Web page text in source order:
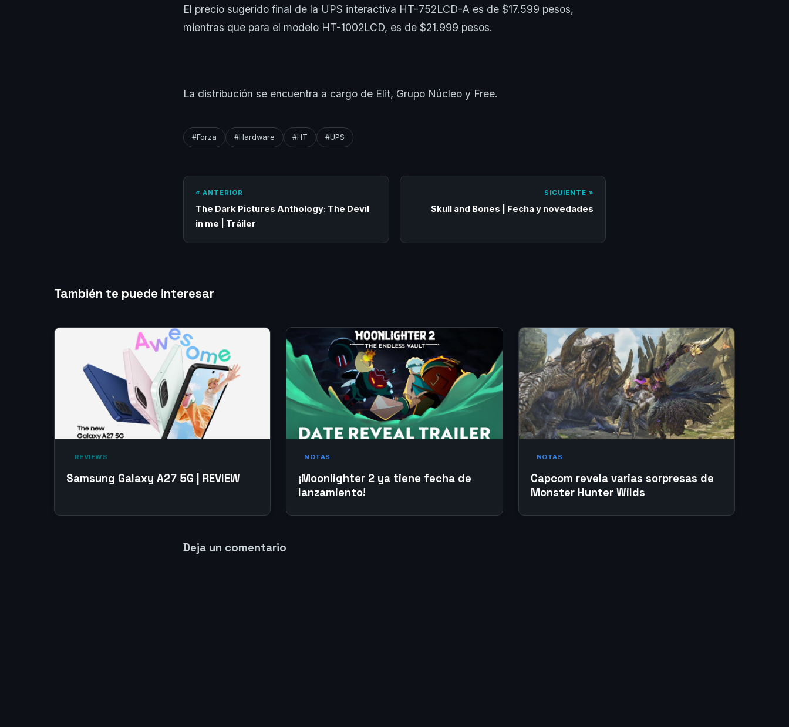
El precio sugerido final de la UPS interactiva HT-752LCD-A es de $17.599 pesos,
mientras que para el modelo HT-1002LCD, es de $21.999 pesos.
La distribución se encuentra a cargo de Elit, Grupo Núcleo y Free.
#Forza #Hardware #HT #UPS
« ANTERIOR
The Dark Pictures Anthology: The Devil
in me | Tráiler
SIGUIENTE »
Skull and Bones | Fecha y novedades
También te puede interesar
‎ REVIEWS‎
Samsung Galaxy A27 5G | REVIEW
NOTAS
¡Moonlighter 2 ya tiene fecha de
lanzamiento!
NOTAS
Capcom revela varias sorpresas de
Monster Hunter Wilds
Deja un comentario